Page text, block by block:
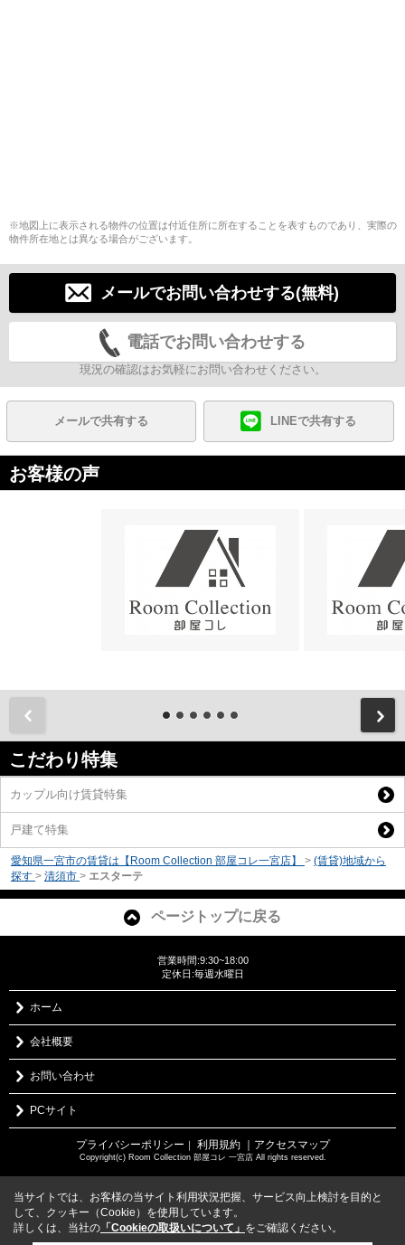
※地図上に表示される物件の位置は付近住所に所在することを表すものであり、実際の
物件所在地とは異なる場合がございます。
メールでお問い合わせする(無料)
電話でお問い合わせする
現況の確認はお気軽にお問い合わせください。
メールで共有する LINEで共有する
お客様の声
こだわり特集
カップル向け賃貸特集
戸建て特集
愛知県一宮市の賃貸は【Room Collection 部屋コレ一宮店】 > (賃貸)地域から
探す > 清須市 > エスターテ
ページトップに戻る
営業時間:9:30~18:00
定休日:毎週水曜日
ホーム
会社概要
お問い合わせ
PCサイト
プライバシーポリシー 利用規約 ｜アクセスマップ
Copyright(c) Room Collection 部屋コレ 一宮店 All rights reserved.
当サイトでは、お客様の当サイト利用状況把握、サービス向上検討を目的と
して、クッキー（Cookie）を使用しています。
詳しくは、当社の 「Cookieの取扱いについて」 をご確認ください。